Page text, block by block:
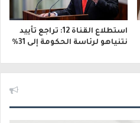
استطلاع القناة 12: تراجع تأييد
نتنياهو لرئاسة الحكومة إلى 31%